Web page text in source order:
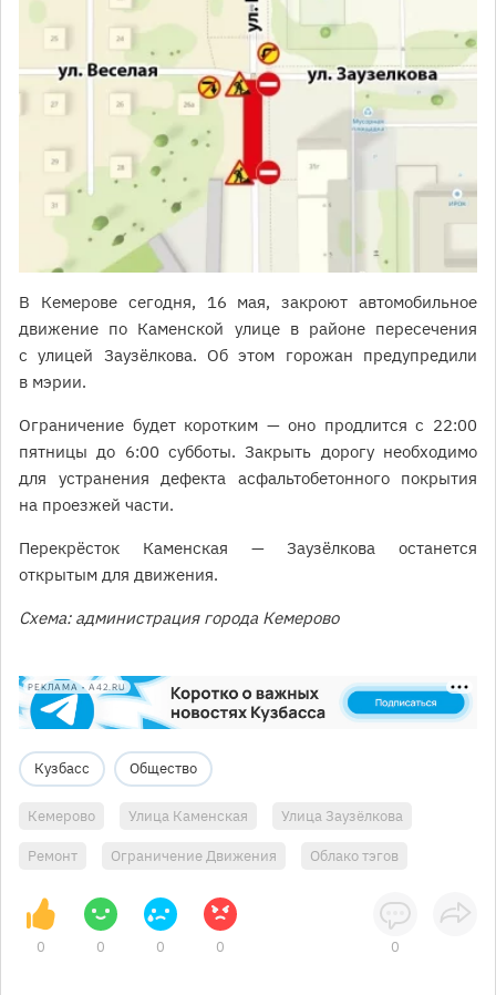
В Кемерове сегодня, 16 мая, закроют автомобильное
движение по Каменской улице в районе пересечения
с улицей Заузёлкова. Об этом горожан предупредили
в мэрии.
Ограничение будет коротким — оно продлится с 22:00
пятницы до 6:00 субботы. Закрыть дорогу необходимо
для устранения дефекта асфальтобетонного покрытия
на проезжей части.
Перекрёсток Каменская — Заузёлкова останется
открытым для движения.
Схема: администрация города Кемерово
РЕКЛАМА • A42.RU
Кузбасс Общество
Кемерово Улица Каменская Улица Заузёлкова
Ремонт Ограничение Движения Облако тэгов
0 0 0 0 0